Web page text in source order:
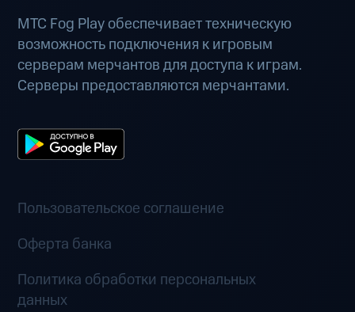
МТС Fog Play обеспечивает техническую
возможность подключения к игровым
серверам мерчантов для доступа к играм.
Серверы предоставляются мерчантами.
Пользовательское соглашение
Оферта банка
Политика обработки персональных
данных